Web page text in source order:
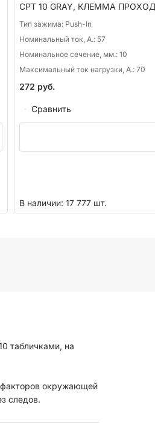
CPT 10 GRAY, КЛЕММА
Тип зажима: Push-In
Номинальный ток, А.: 57
Номинальное сечение, мм.: 10
Максимальный ток нагрузки, А.: 70
272 руб.
Сравнить
В наличии: 17 777 шт.
табличками, на
факторов окружающей
следов.